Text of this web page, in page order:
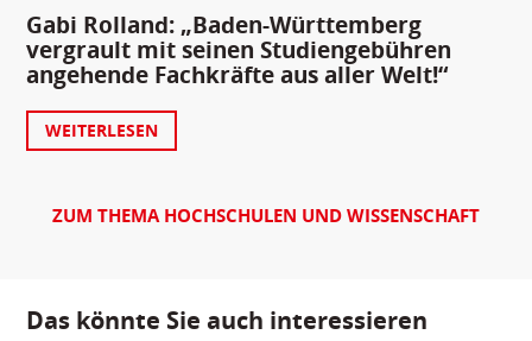
Gabi Rolland: „Baden-Württemberg
vergrault mit seinen Studiengebühren
angehende Fachkräfte aus aller Welt!“
WEITERLESEN
ZUM THEMA HOCHSCHULEN UND WISSENSCHAFT
Das könnte Sie auch interessieren